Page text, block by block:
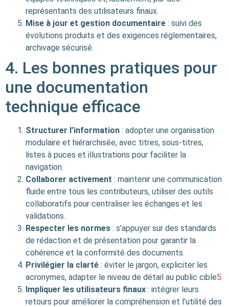
représentants des utilisateurs finaux.
Mise à jour et gestion documentaire : suivi des
évolutions produits et des exigences réglementaires,
archivage sécurisé.
4. Les bonnes pratiques pour
une documentation
technique efficace
Structurer l’information : adopter une organisation
modulaire et hiérarchisée, avec titres, sous-titres,
listes à puces et illustrations pour faciliter la
navigation.
Collaborer activement : maintenir une communication
fluide entre tous les contributeurs, utiliser des outils
collaboratifs pour centraliser les échanges et les
validations.
Respecter les normes : s’appuyer sur des standards
de rédaction et de présentation pour garantir la
cohérence et la conformité des documents.
Privilégier la clarté : éviter le jargon, expliciter les
acronymes, adapter le niveau de détail au public cible5.
Impliquer les utilisateurs finaux : intégrer leurs
retours pour améliorer la compréhension et l’utilité des